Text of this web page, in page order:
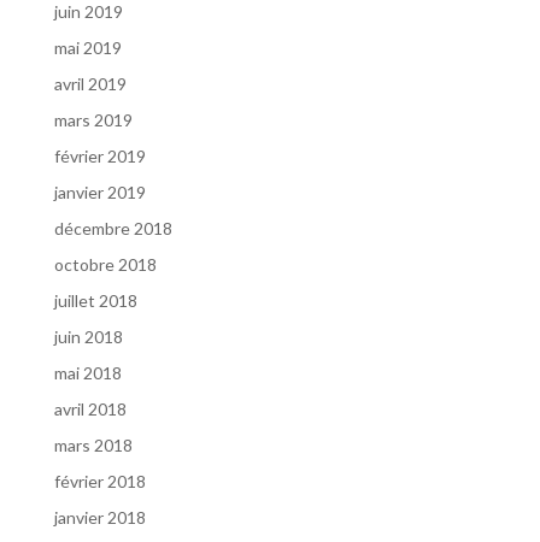
juin 2019
mai 2019
avril 2019
mars 2019
février 2019
janvier 2019
décembre 2018
octobre 2018
juillet 2018
juin 2018
mai 2018
avril 2018
mars 2018
février 2018
janvier 2018